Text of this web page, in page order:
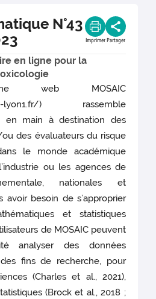
N°43
Imprimer Partager
en ligne pour la
web MOSAIC
lyon1.fr/) rassemble
en main à destination des
des évaluateurs du risque
le monde académique
ou les agences de
nationales et
avoir besoin de s’approprier
et statistiques
de MOSAIC peuvent
analyser des données
fins de recherche, pour
(Charles et al., 2021),
(Brock et al., 2018 ;